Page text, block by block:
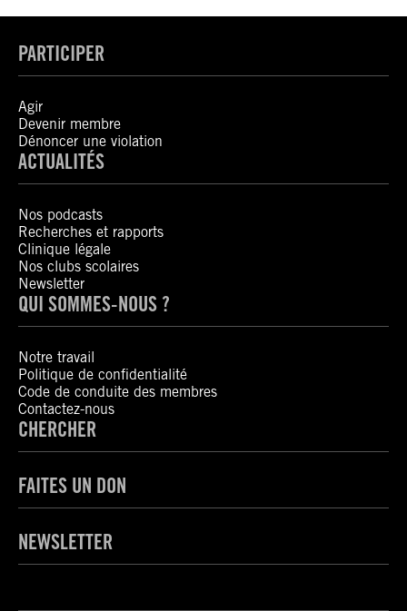
PARTICIPER
Agir
Devenir membre
Dénoncer une violation
ACTUALITÉS
Nos podcasts
Recherches et rapports
Clinique légale
Nos clubs scolaires
Newsletter
QUI SOMMES-NOUS ?
Notre travail
Politique de confidentialité
Code de conduite des membres
Contactez-nous
CHERCHER
FAITES UN DON
NEWSLETTER